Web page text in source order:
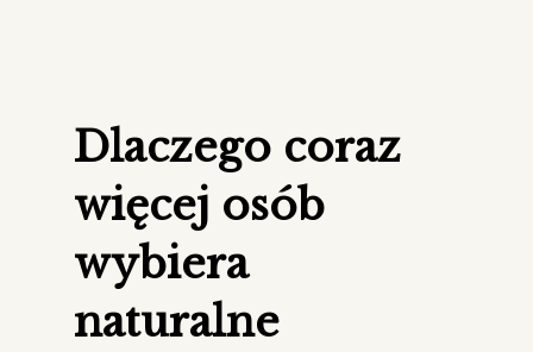
Dlaczego coraz
więcej osób
wybiera
naturalne